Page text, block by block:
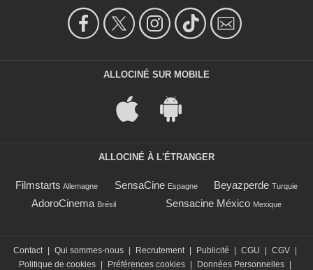
ALLOCINÉ SUR MOBILE
ALLOCINÉ À L'ÉTRANGER
Filmstarts Allemagne SensaCine Espagne Beyazperde Turquie
AdoroCinema Brésil Sensacine México Mexique
Contact | Qui sommes-nous | Recrutement | Publicité | CGU | CGV |
Politique de cookies | Préférences cookies | Données Personnelles |